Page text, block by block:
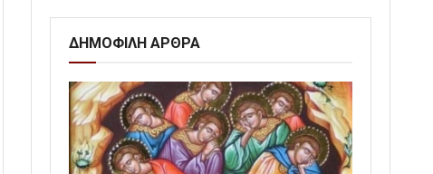
ΔΗΜΟΦΙΛΗ ΑΡΘΡΑ